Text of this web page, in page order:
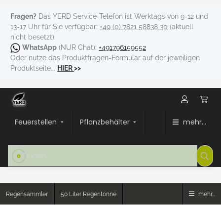
Fragen? Das YERD Service-Telefon ist Werktags von 9-12 und
13-17 Uhr für Sie verfügbar: +49 (0) 7821 58838 30 (aktuell
nicht besetzt).
WhatsApp (NUR Chat): +491796159552
Oder nutze das Produktfragen-Formular auf der jeweiligen
Produktseite... HIER>>
Feuerstellen Pflanzbehälter mehr...
Regensammler 50 Liter Regentonne mehr...